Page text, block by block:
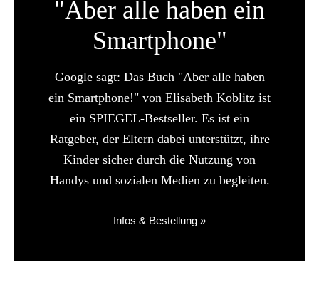
"Aber alle haben ein
Smartphone"
Google sagt: Das Buch "Aber alle haben
ein Smartphone!" von Elisabeth Koblitz ist
ein SPIEGEL-Bestseller. Es ist ein
Ratgeber, der Eltern dabei unterstützt, ihre
Kinder sicher durch die Nutzung von
Handys und sozialen Medien zu begleiten.
Infos & Bestellung »